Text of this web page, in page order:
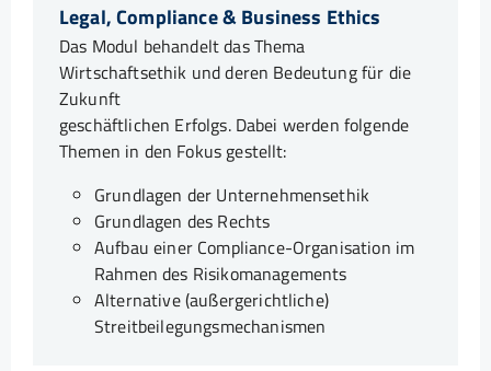
Legal, Compliance & Business Ethics
Das Modul behandelt das Thema
Wirtschaftsethik und deren Bedeutung für die
Zukunft
geschäftlichen Erfolgs. Dabei werden folgende
Themen in den Fokus gestellt:
Grundlagen der Unternehmensethik
Grundlagen des Rechts
Aufbau einer Compliance-Organisation im
Rahmen des Risikomanagements
Alternative (außergerichtliche)
Streitbeilegungsmechanismen